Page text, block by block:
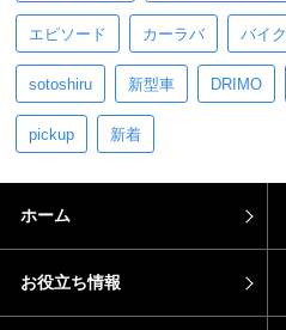
エピソード カーラバ バイク
sotoshiru 新型車 DRIMO
pickup 新着
ホーム
お役立ち情報